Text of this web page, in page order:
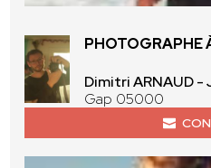
Dimitri ARNAUD -
Gap 05000